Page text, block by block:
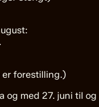
er forestilling.)
og med 27. juni til og